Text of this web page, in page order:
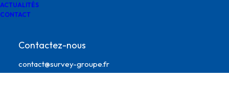
ACTUALITÉS
CONTACT
Contactez-nous
contact@survey-groupe.fr